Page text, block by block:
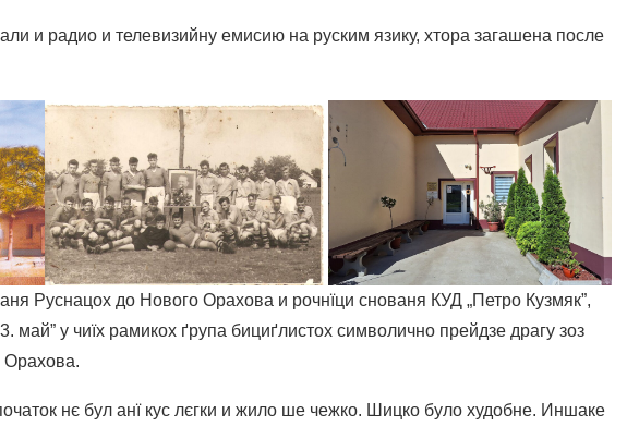
и радио и телевизийну емисию на руским язику, хтора загашена после
Руснацох до Нового Орахова и рочнїци снованя КУД „Петро Кузмяк”,
у чиїх рамикох ґрупа бициґлистох символично прейдзе драгу зоз
Орахова.
нє бул анї кус лєгки и жило ше чежко. Шицко було худобне. Иншаке